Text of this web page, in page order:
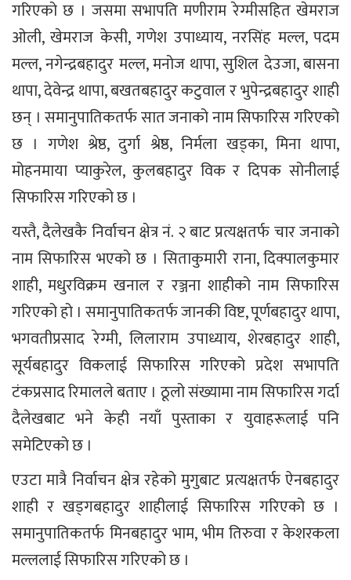
गरिएको छ । जसमा सभापति मणीराम रेग्मीसहित खेमराज
ओली, खेमराज केसी, गणेश उपाध्याय, नरसिंह मल्ल, पदम
मल्ल, नगेन्द्रबहादुर मल्ल, मनोज थापा, सुशिल देउजा, बासना
थापा, देवेन्द्र थापा, बखतबहादुर कटुवाल र भुपेन्द्रबहादुर शाही
छन् । समानुपातिकतर्फ सात जनाको नाम सिफारिस गरिएको
छ । गणेश श्रेष्ठ, दुर्गा श्रेष्ठ, निर्मला खड्का, मिना थापा,
मोहनमाया प्याकुरेल, कुलबहादुर विक र दिपक सोनीलाई
सिफारिस गरिएको छ ।
यस्तै, दैलेखकै निर्वाचन क्षेत्र नं. २ बाट प्रत्यक्षतर्फ चार जनाको
नाम सिफारिस भएको छ । सिताकुमारी राना, दिक्पालकुमार
शाही, मधुरविक्रम खनाल र रञ्जना शाहीको नाम सिफारिस
गरिएको हो । समानुपातिकतर्फ जानकी विष्ट, पूर्णबहादुर थापा,
भगवतीप्रसाद रेग्मी, लिलाराम उपाध्याय, शेरबहादुर शाही,
सूर्यबहादुर विकलाई सिफारिस गरिएको प्रदेश सभापति
टंकप्रसाद रिमालले बताए । ठूलो संख्यामा नाम सिफारिस गर्दा
दैलेखबाट भने केही नयाँ पुस्ताका र युवाहरूलाई पनि
समेटिएको छ ।
एउटा मात्रै निर्वाचन क्षेत्र रहेको मुगुबाट प्रत्यक्षतर्फ ऐनबहादुर
शाही र खड्गबहादुर शाहीलाई सिफारिस गरिएको छ ।
समानुपातिकतर्फ मिनबहादुर भाम, भीम तिरुवा र केशरकला
मल्ललाई सिफारिस गरिएको छ ।